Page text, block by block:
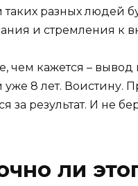
разных людей
и стремления к
чем кажется – вывод
8 лет. Воистину.
за результат. И не
ли